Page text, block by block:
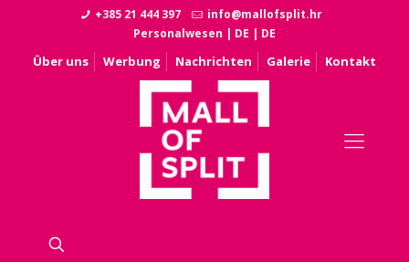
+385 21 444 397
info@mallofsplit.hr
Personalwesen | DE | DE
Über uns Werbung Nachrichten Galerie Kontakt